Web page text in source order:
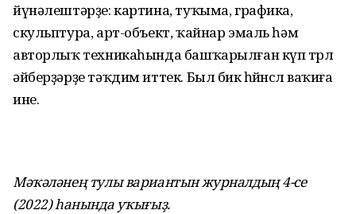
йүнәлештәрҙе: картина, туҡыма, графика,
скульптура, арт-объект, ҡайнар эмаль һәм
авторлыҡ техникаһында башҡарылған күп төрлө
әйберҙәрҙе тәҡдим иттек. Был бик һөйөнөслө ваҡиға
ине.
Мәҡәләнең тулы вариантын журналдың 4-се
(2022) һанында уҡығыҙ.